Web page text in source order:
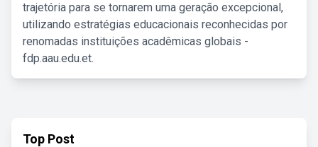
trajetória para se tornarem uma geração excepcional,
utilizando estratégias educacionais reconhecidas por
renomadas instituições acadêmicas globais -
fdp.aau.edu.et.
Top Post